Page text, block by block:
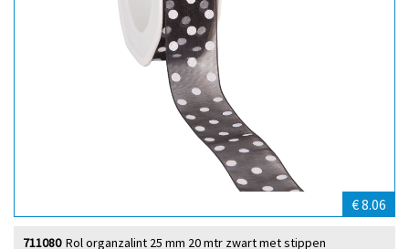
€ 8.06
Rol organzalint 25 mm 20 mtr zwart met stippen
711080